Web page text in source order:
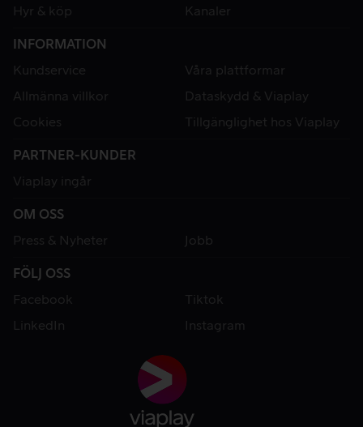
Hyr & köp
Kanaler
INFORMATION
Kundservice
Våra plattformar
Allmänna villkor
Dataskydd & Viaplay
Cookies
Tillgänglighet hos Viaplay
PARTNER-KUNDER
Viaplay ingår
OM OSS
Press & Nyheter
Jobb
FÖLJ OSS
Facebook
Tiktok
LinkedIn
Instagram